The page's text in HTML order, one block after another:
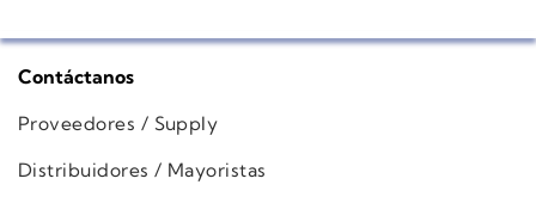
Contáctanos
Proveedores / Supply
Distribuidores / Mayoristas